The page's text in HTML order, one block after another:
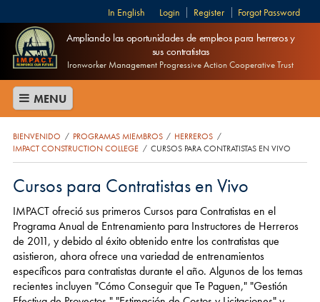
Login Register Forgot Password
English
Ampliando las oportunidades de empleos para herreros y
sus contratistas
Ironworker Management Progressive Action Cooperative Trust
MENU
BIENVENIDO / PROGRAMAS MIEMBROS / HERREROS /
IMPACT CONSTRUCTION COLLEGE / CURSOS PARA CONTRATISTAS EN VIVO
Cursos para Contratistas en Vivo
IMPACT ofreció sus primeros Cursos para Contratistas en el
Programa Anual de Entrenamiento para Instructores de Herreros
de 2011, y debido al éxito obtenido entre los contratistas que
asistieron, ahora ofrece una variedad de entrenamientos
específicos para contratistas durante el año. Algunos de los temas
recientes incluyen "Cómo Conseguir que Te Paguen," "Gestión